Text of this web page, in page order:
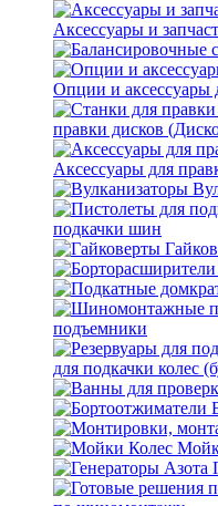
Аксессуары и
Опции и аксессуары
правки дисков
Аксессуары для
подкачки шин
подъемники
для подкачки колес